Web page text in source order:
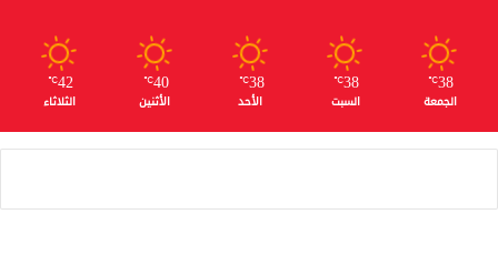
38
℃
الجمعة
38
℃
السبت
38
℃
الأحد
40
℃
الأثنين
42
℃
الثلاثاء